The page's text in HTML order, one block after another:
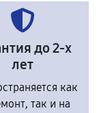
до 2-х
лет
как
так и на